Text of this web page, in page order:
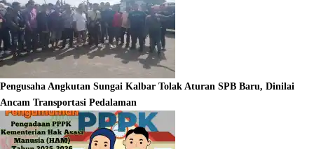
Pengusaha Angkutan Sungai Kalbar Tolak Aturan SPB Baru, Dinilai
Ancam Transportasi Pedalaman